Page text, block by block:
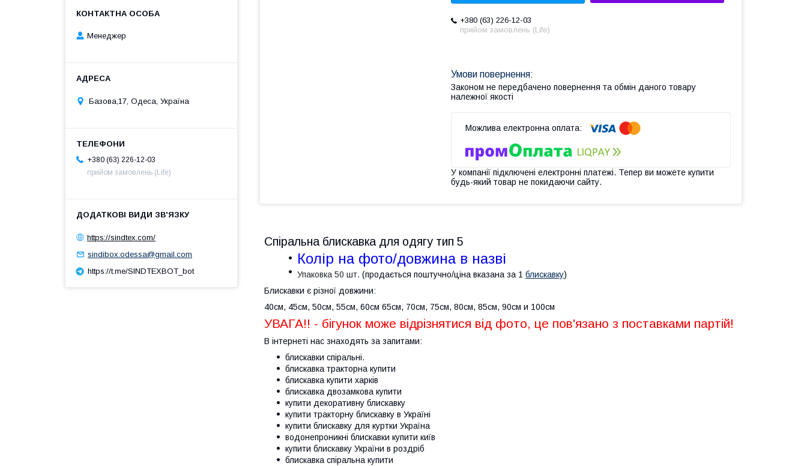
+380 (63) 226-12-03
прийом замовлень (Life)
Законом не передбачено повернення та обмін даного товару
належної якості
У компанії підключені електронні платежі. Тепер ви можете купити
будь-який товар не покидаючи сайту.
Спіральна блискавка для одягу тип 5
Колір на фото/довжина в назві
Упаковка 50 шт. (продається поштучно/ціна вказана за 1 блискавку)
Блискавки є різної довжини:
40см, 45см, 50см, 55см, 60см 65см, 70см, 75см, 80см, 85см, 90см и 100см
УВАГА!! - бігунок може відрізнятися від фото, це пов'язано з поставками партій!
В інтернеті нас знаходять за запитами:
блискавки спіральні.
блискавка тракторна купити
блискавка купити харків
блискавка двозамкова купити
купити декоративну блискавку
купити тракторну блискавку в Україні
купити блискавку для куртки Україна
водонепроникні блискавки купити київ
купити блискавку України в роздріб
блискавка спіральна купити
Менеджер
Базова,17, Одеса, Україна
+380 (63) 226-12-03
прийом замовлень (Life)
https://sindtex.com/
sindibox.odessa@gmail.com
https://t.me/SINDTEXBOT_bot